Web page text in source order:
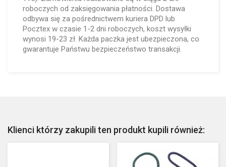
roboczych od zaksięgowania płatności. Dostawa
odbywa się za pośrednictwem kuriera DPD lub
Pocztex w czasie 1-2 dni roboczych, koszt wysyłki
wynosi 19-23 zł. Każda paczka jest ubezpieczona, co
gwarantuje Państwu bezpieczeństwo transakcji.
Klienci którzy zakupili ten produkt kupili również: